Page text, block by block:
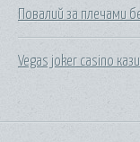
Повалий за плечами
Vegas joker casino